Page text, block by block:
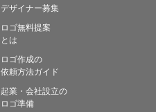
デザイナー募集
ロゴ無料提案
とは
ロゴ作成の
依頼方法ガイド
起業・会社設立の
ロゴ準備